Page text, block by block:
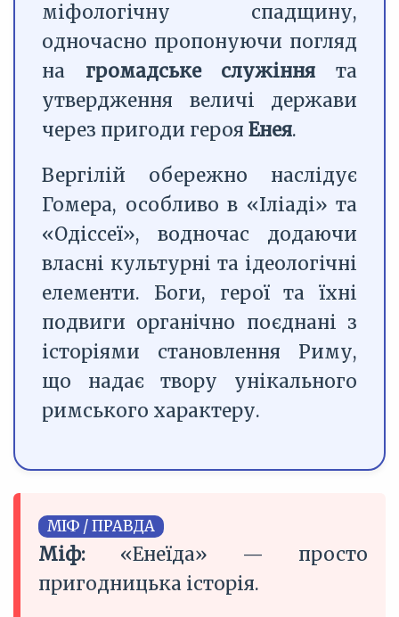
міфологічну спадщину,
одночасно пропонуючи погляд
на громадське служіння та
утвердження величі держави
через пригоди героя Енея.
Вергілій обережно наслідує
Гомера, особливо в «Іліаді» та
«Одіссеї», водночас додаючи
власні культурні та ідеологічні
елементи. Боги, герої та їхні
подвиги органічно поєднані з
історіями становлення Риму,
що надає твору унікального
римського характеру.
МІФ / ПРАВДА
Міф: «Енеїда» — просто
пригодницька історія.